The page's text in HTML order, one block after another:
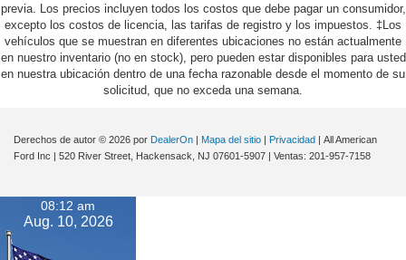
previa. Los precios incluyen todos los costos que debe pagar un consumidor,
excepto los costos de licencia, las tarifas de registro y los impuestos. ‡Los
vehículos que se muestran en diferentes ubicaciones no están actualmente
en nuestro inventario (no en stock), pero pueden estar disponibles para usted
en nuestra ubicación dentro de una fecha razonable desde el momento de su
solicitud, que no exceda una semana.
Derechos de autor © 2026 por DealerOn | Mapa del sitio | Privacidad | All American
Ford Inc | 520 River Street, Hackensack, NJ 07601-5907 | Ventas: 201-957-7158
08:12 am
Aug. 10, 2026